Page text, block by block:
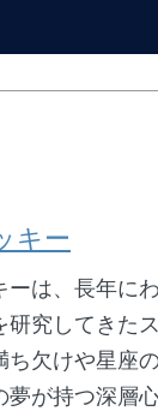
キー
ーは、長年に
研究してきた
ち欠けや星座
夢が持つ深層